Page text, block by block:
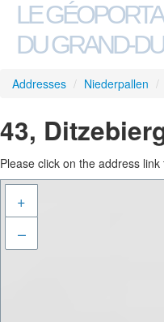
LE
DU GRAND-
Addresses / Niederpallen /
43,
Please click on the address
+
–